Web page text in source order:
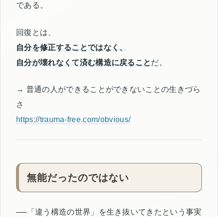
である。
回復とは、
自分を修正することではなく、
自分が壊れなくて済む構造に戻ることだ。
→ 普通の人ができることができないことの生きづら
さ
https://trauma-free.com/obvious/
無能だったのではない
──「違う構造の世界」を生き抜いてきたという事実